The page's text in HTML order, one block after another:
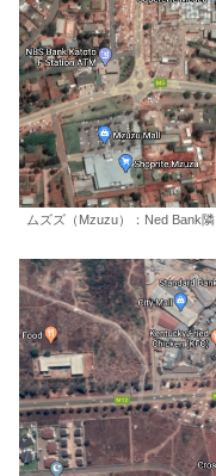
ムズズ（Mzuzu）：Ned Bank隣